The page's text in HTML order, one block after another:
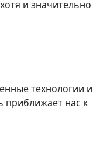
и значительно
технологии и
приближает нас к